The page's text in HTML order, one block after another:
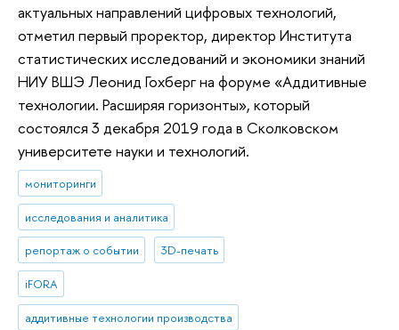
актуальных направлений цифровых технологий,
отметил первый проректор, директор Института
статистических исследований и экономики знаний
НИУ ВШЭ Леонид Гохберг на форуме «Аддитивные
технологии. Расширяя горизонты», который
состоялся 3 декабря 2019 года в Сколковском
университете науки и технологий.
мониторинги
исследования и аналитика
репортаж о событии 3D-печать
iFORA
аддитивные технологии производства